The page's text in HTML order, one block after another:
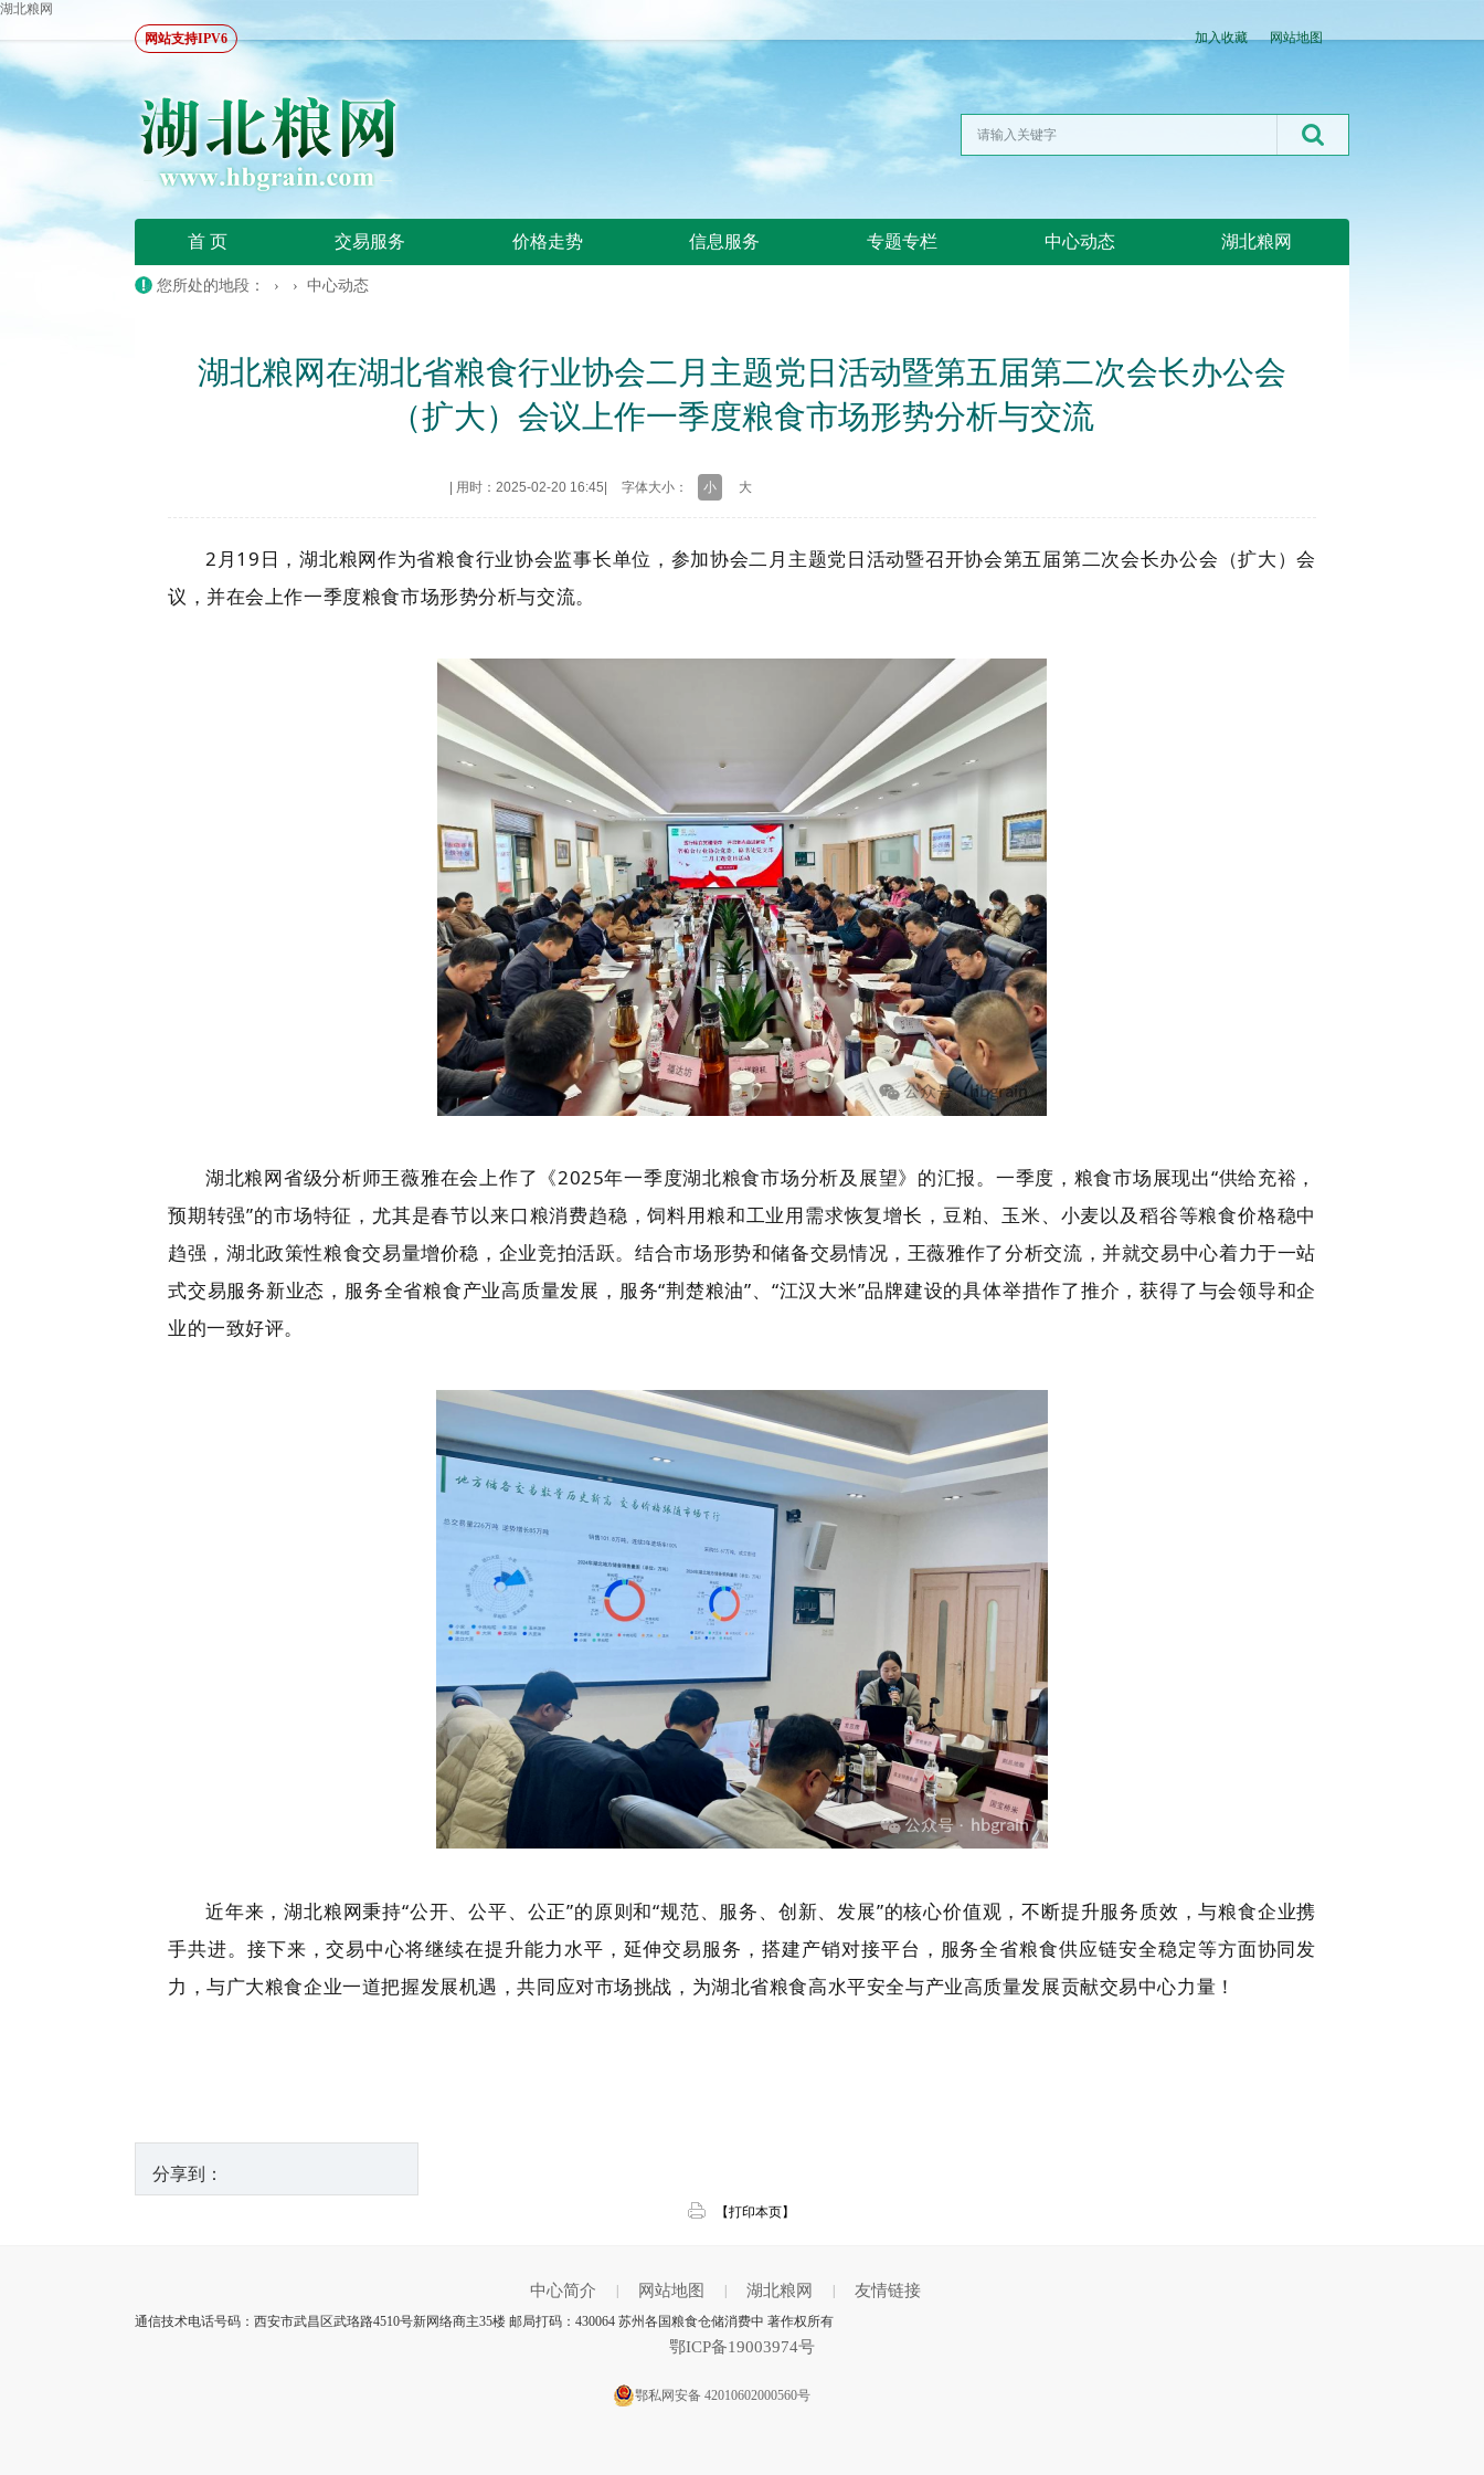
湖北粮网
网站支持IPV6
加入收藏 网站地图
首 页 交易服务 价格走势 信息服务 专题专栏 中心动态 湖北粮网
您所处的地段： › › 中心动态
湖北粮网在湖北省粮食行业协会二月主题党日活动暨第五届第二次会长办公会
（扩大）会议上作一季度粮食市场形势分析与交流
用时：2025-02-20 16:45 字体大小： 小 大
2月19日，湖北粮网作为省粮食行业协会监事长单位，参加协会二月主题党日活动暨召开协会第五届第二次会长办公会（扩大）会
议，并在会上作一季度粮食市场形势分析与交流。
湖北粮网省级分析师王薇雅在会上作了《2025年一季度湖北粮食市场分析及展望》的汇报。一季度，粮食市场展现出“供给充裕，
预期转强”的市场特征，尤其是春节以来口粮消费趋稳，饲料用粮和工业用需求恢复增长，豆粕、玉米、小麦以及稻谷等粮食价格稳中
趋强，湖北政策性粮食交易量增价稳，企业竞拍活跃。结合市场形势和储备交易情况，王薇雅作了分析交流，并就交易中心着力于一站
式交易服务新业态，服务全省粮食产业高质量发展，服务“荆楚粮油”、“江汉大米”品牌建设的具体举措作了推介，获得了与会领导和企
业的一致好评。
近年来，湖北粮网秉持“公开、公平、公正”的原则和“规范、服务、创新、发展”的核心价值观，不断提升服务质效，与粮食企业携
手共进。接下来，交易中心将继续在提升能力水平，延伸交易服务，搭建产销对接平台，服务全省粮食供应链安全稳定等方面协同发
力，与广大粮食企业一道把握发展机遇，共同应对市场挑战，为湖北省粮食高水平安全与产业高质量发展贡献交易中心力量！
分享到：
【打印本页】
中心简介 网站地图 湖北粮网 友情链接
通信技术电话号码：西安市武昌区武珞路4510号新网络商主35楼 邮局打码：430064 苏州各国粮食仓储消费中 著作权所有
鄂ICP备19003974号
鄂私网安备 42010602000560号